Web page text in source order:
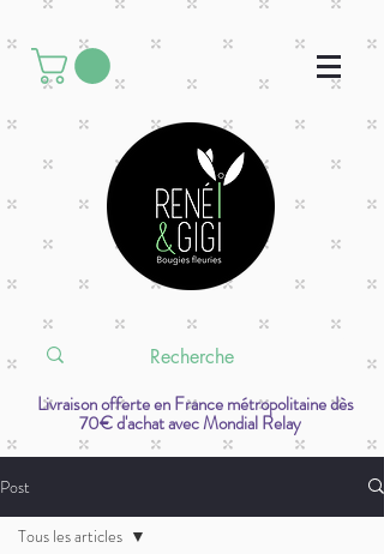
Livraison offerte en France métropolitaine dès
70€ d'achat avec Mondial Relay
Post
Tous les articles